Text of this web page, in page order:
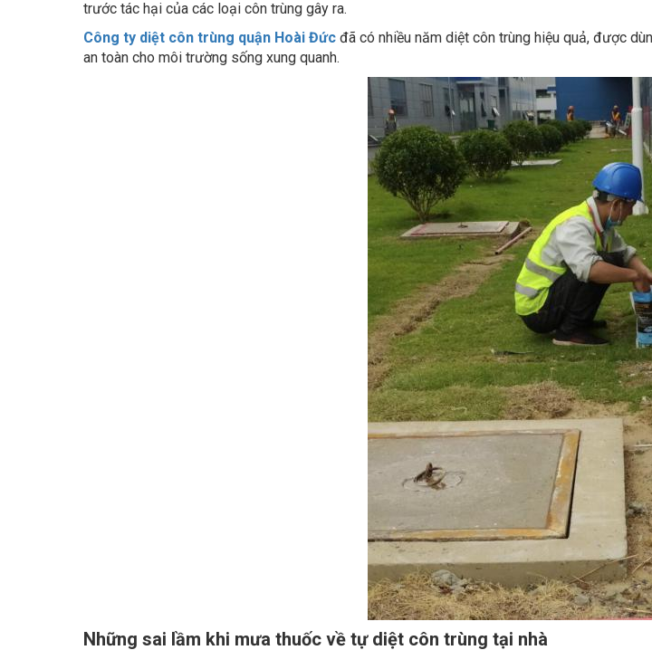
Công ty diệt côn trùng quận Hoài Đứcđã có nhiều năm diệt côn trùng hiệu quả, được
an toàn cho môi trường sống xung quanh.
Những sai lầm khi mưa thuốc về tự diệt côn trùng tại nhà
Mua không đúng loại thuốc: Dựa vào đặc tính sinh học của một số loài côn trùng mà